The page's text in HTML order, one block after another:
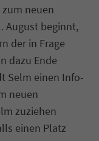
neuen
August beginnt,
der in Frage
dazu Ende
Selm einen Info-
neuen
zuziehen
einen Platz